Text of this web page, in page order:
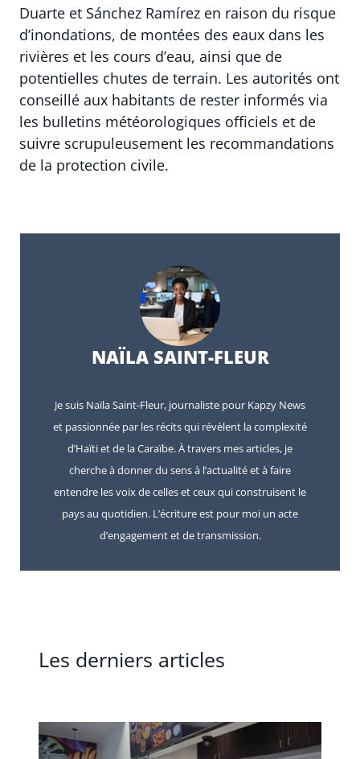
Duarte et Sánchez Ramírez en raison du risque
d’inondations, de montées des eaux dans les
rivières et les cours d’eau, ainsi que de
potentielles chutes de terrain. Les autorités ont
conseillé aux habitants de rester informés via
les bulletins météorologiques officiels et de
suivre scrupuleusement les recommandations
de la protection civile.
NAÏLA SAINT-FLEUR
Je suis Naïla Saint-Fleur, journaliste pour Kapzy News
et passionnée par les récits qui révèlent la complexité
d’Haïti et de la Caraïbe. À travers mes articles, je
cherche à donner du sens à l’actualité et à faire
entendre les voix de celles et ceux qui construisent le
pays au quotidien. L’écriture est pour moi un acte
d’engagement et de transmission.
Les derniers articles